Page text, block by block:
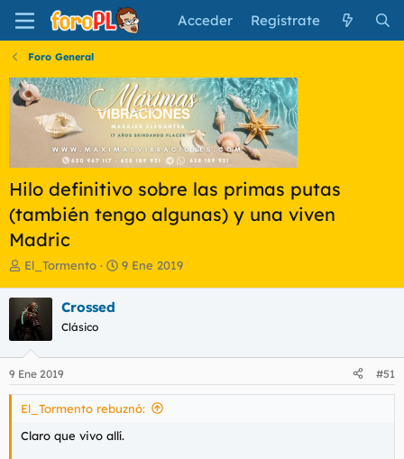
Acceder Regístrate
Foro General
Hilo definitivo sobre las primas putas
(también tengo algunas) y una viven
Madric
I
i
c
i
a
d
o
r
d
l
El_Tormento
F
e
n
i
i
9 Ene 2019
Crossed
Clásico
9 Ene 2019 #51
El_Tormento rebuznó:
Claro que vivo allí.